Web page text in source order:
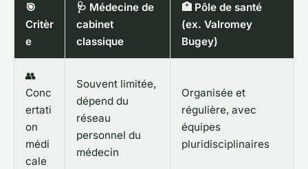
🎯
Critèr
e
🩺 Médecine de
cabinet
classique
🏥 Pôle de santé
(ex. Valromey
Bugey)
👥
Conc
ertati
on
médi
cale
Souvent limitée,
dépend du
réseau
personnel du
médecin
Organisée et
régulière, avec
équipes
pluridisciplinaires